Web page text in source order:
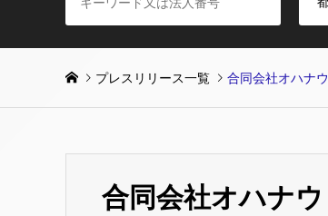
プレスリリース一覧 合同会社オハナウ
合同会社オハナウ